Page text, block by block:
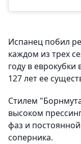
Испанец побил
каждом из трех
году в
127 лет ее
Стилем
высоком
фаз и
соперника.